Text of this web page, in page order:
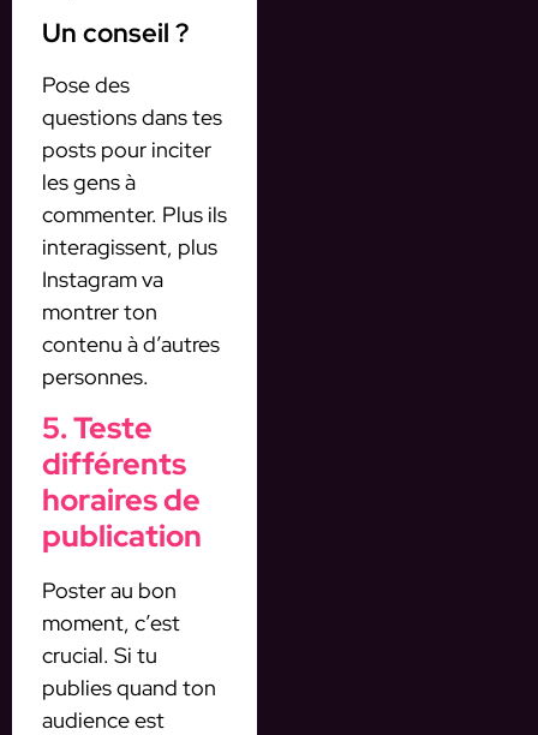
Un conseil ?
Pose des
questions dans tes
posts pour inciter
les gens à
commenter. Plus ils
interagissent, plus
Instagram va
montrer ton
contenu à d’autres
personnes.
5. Teste
différents
horaires de
publication
Poster au bon
moment, c’est
crucial. Si tu
publies quand ton
audience est